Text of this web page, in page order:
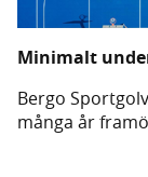
Minimalt
Bergo
många år